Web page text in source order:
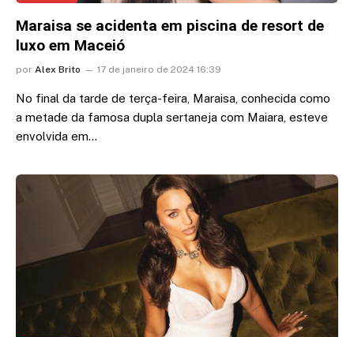
Maraisa se acidenta em piscina de resort de
luxo em Maceió
por Alex Brito 17 de janeiro de 2024 16:39
No final da tarde de terça-feira, Maraisa, conhecida como
a metade da famosa dupla sertaneja com Maiara, esteve
envolvida em…